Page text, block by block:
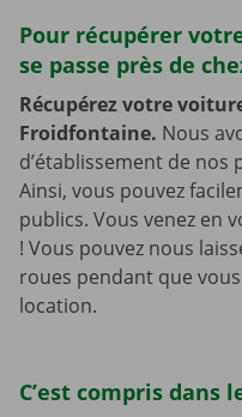
Pour récupérer
se passe près de
Récupérez votre
Froidfontaine. Nous
d’établissement de nos
Ainsi, vous pouvez
publics. Vous venez en
! Vous pouvez nous
roues pendant que
location.
C’est compris dans